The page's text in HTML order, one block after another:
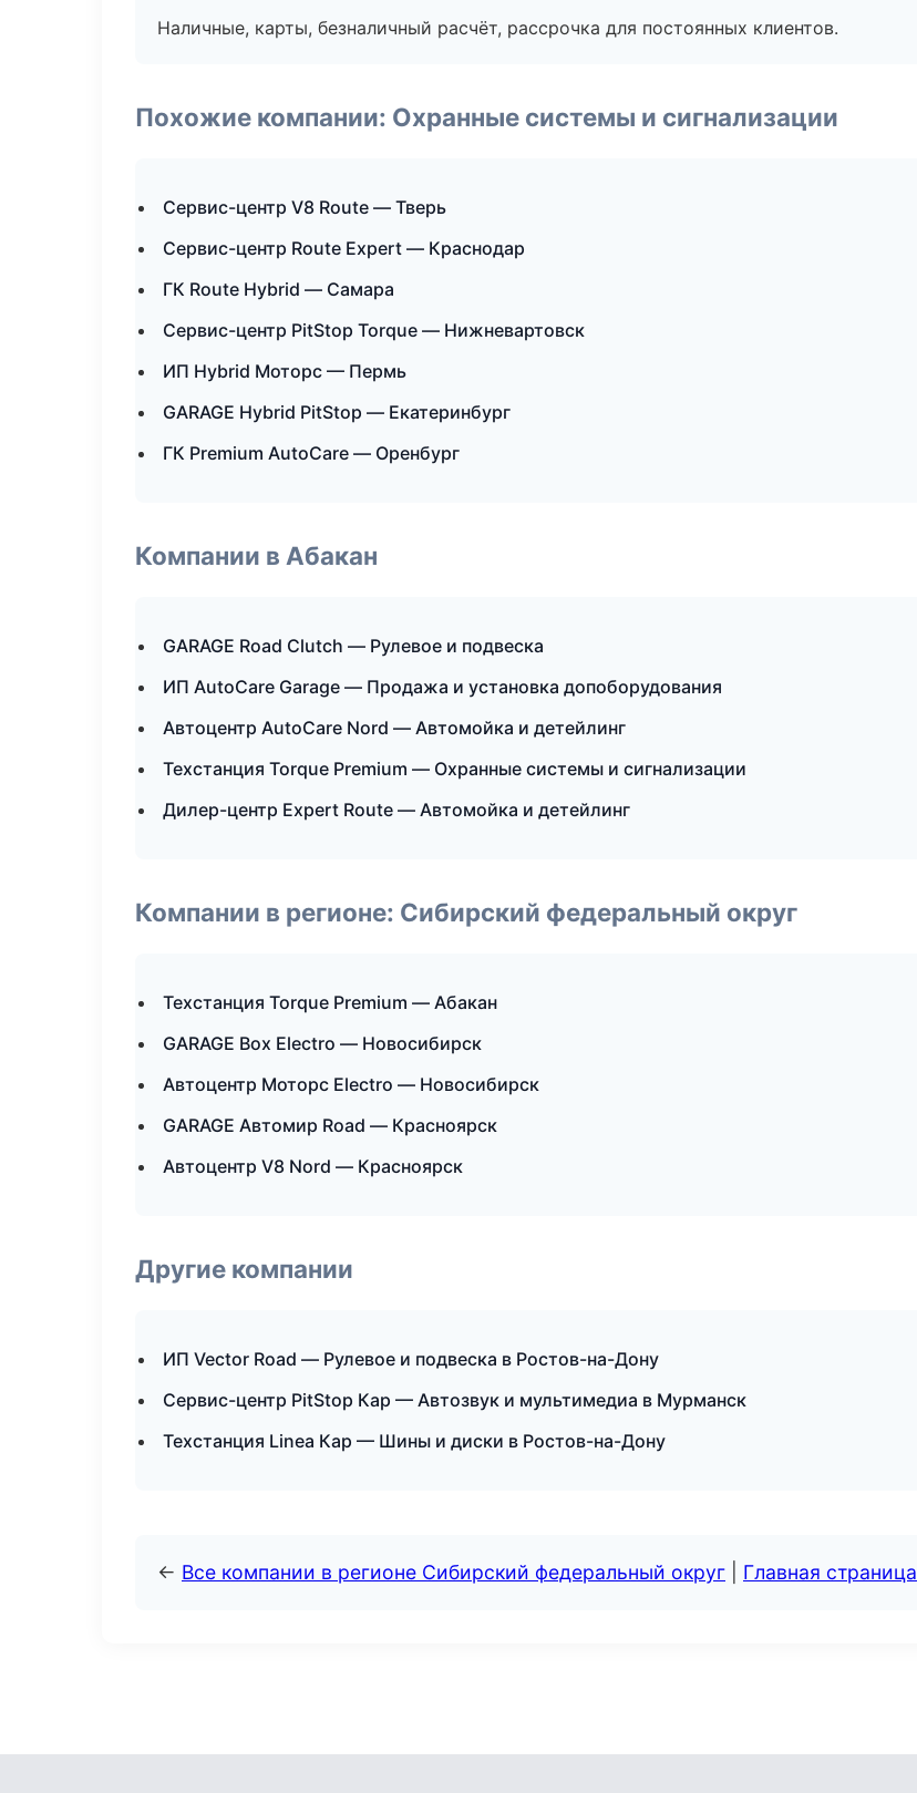
Наличные, карты, безналичный расчёт, рассрочка для постоянных клиентов.
Похожие компании: Охранные системы и сигнализации
Сервис-центр V8 Route — Тверь
Сервис-центр Route Expert — Краснодар
ГК Route Hybrid — Самара
Сервис-центр PitStop Torque — Нижневартовск
ИП Hybrid Моторс — Пермь
GARAGE Hybrid PitStop — Екатеринбург
ГК Premium AutoCare — Оренбург
Компании в Абакан
GARAGE Road Clutch — Рулевое и подвеска
ИП AutoCare Garage — Продажа и установка допоборудования
Автоцентр AutoCare Nord — Автомойка и детейлинг
Техстанция Torque Premium — Охранные системы и сигнализации
Дилер-центр Expert Route — Автомойка и детейлинг
Компании в регионе: Сибирский федеральный округ
Техстанция Torque Premium — Абакан
GARAGE Box Electro — Новосибирск
Автоцентр Моторс Electro — Новосибирск
GARAGE Автомир Road — Красноярск
Автоцентр V8 Nord — Красноярск
Другие компании
ИП Vector Road — Рулевое и подвеска в Ростов-на-Дону
Сервис-центр PitStop Кар — Автозвук и мультимедиа в Мурманск
Техстанция Linea Кар — Шины и диски в Ростов-на-Дону
← Все компании в регионе Сибирский федеральный округ Главная страница